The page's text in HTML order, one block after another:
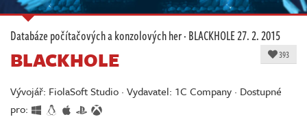
Komunita
Redakce
Živě
Databáze počítačových a konzolových her·BLACKHOLE27. 2. 2015
393
BLACKHOLE
Vývojář: FiolaSoft Studio · Vydavatel: 1C Company · Dostupné
pro: